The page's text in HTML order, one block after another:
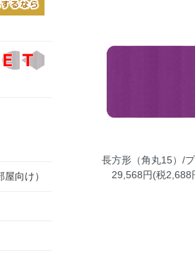
長方形（角丸15）/
29,568円(税2,688
向け）